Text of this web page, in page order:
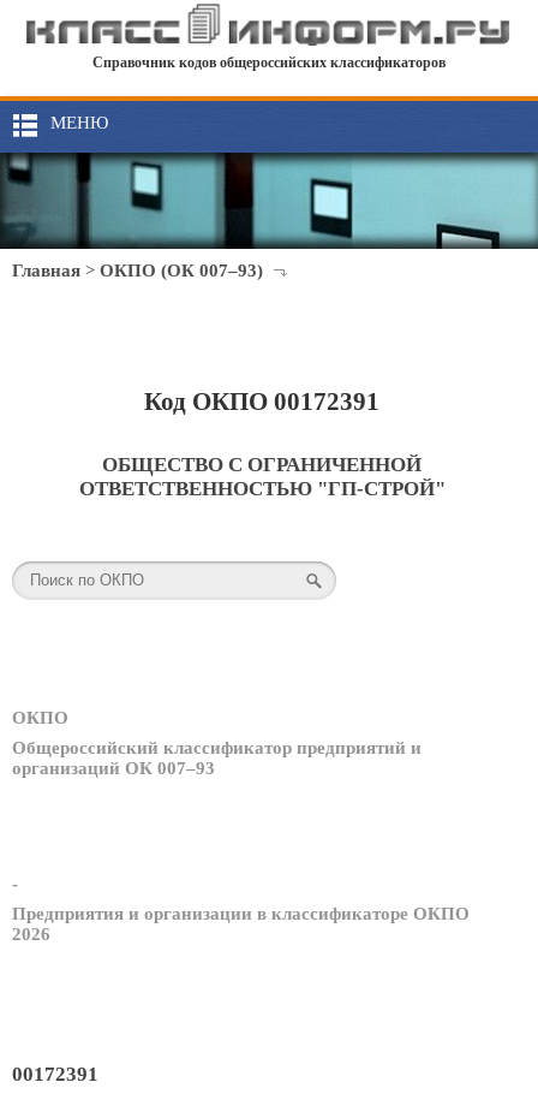
Справочник кодов общероссийских классификаторов
МЕНЮ
Главная > ОКПО (ОК 007–93)
Код ОКПО 00172391
ОБЩЕСТВО С ОГРАНИЧЕННОЙ
ОТВЕТСТВЕННОСТЬЮ "ГП-СТРОЙ"
ОКПО
Общероссийский классификатор предприятий и
организаций ОК 007–93
-
Предприятия и организации в классификаторе ОКПО
2026
00172391